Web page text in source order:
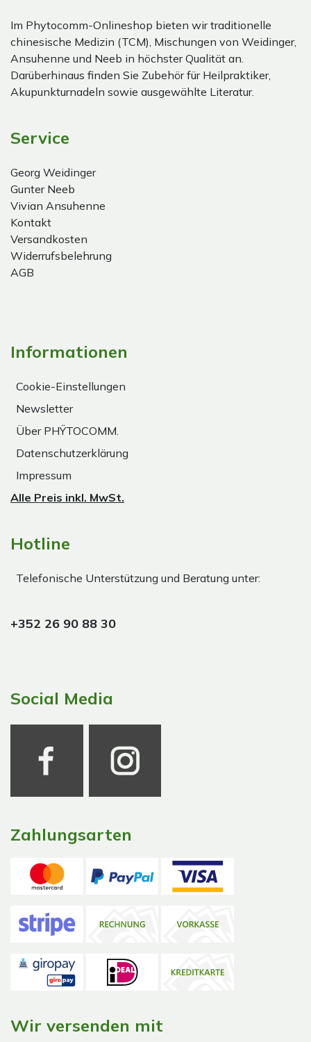
Im Phytocomm-Onlineshop bieten wir traditionelle
chinesische Medizin (TCM), Mischungen von Weidinger,
Ansuhenne und Neeb in höchster Qualität an.
Darüberhinaus finden Sie Zubehör für Heilpraktiker,
Akupunkturnadeln sowie ausgewählte Literatur.
Service
Georg Weidinger
Gunter Neeb
Vivian Ansuhenne
Kontakt
Versandkosten
Widerrufsbelehrung
AGB
Informationen
Cookie-Einstellungen
Newsletter
Über PHŸTOCOMM.
Datenschutzerklärung
Impressum
Alle Preis inkl. MwSt.
Hotline
Telefonische Unterstützung und Beratung unter:
+352 26 90 88 30
Social Media
Zahlungsarten
Wir versenden mit